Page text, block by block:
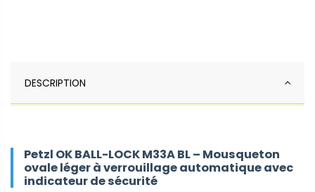
DESCRIPTION
Petzl OK BALL-LOCK M33A BL – Mousqueton
ovale léger à verrouillage automatique avec
indicateur de sécurité